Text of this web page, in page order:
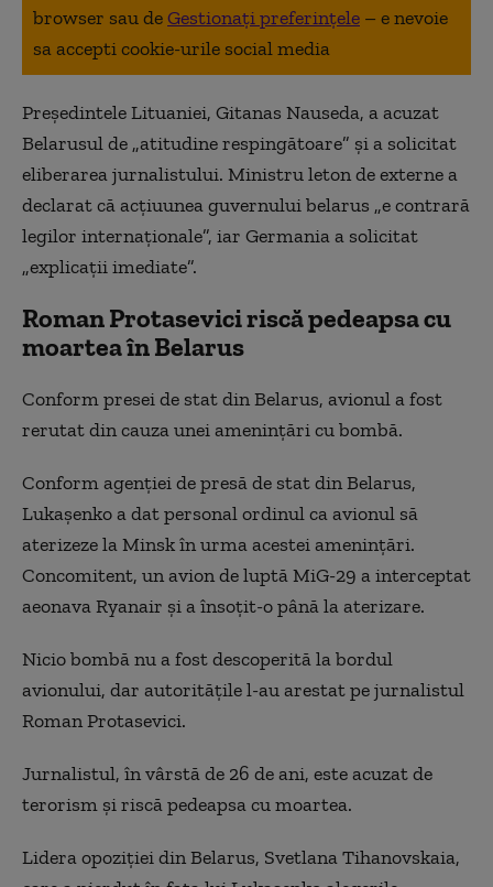
browser sau deGestionați preferințele – e nevoie
sa accepti cookie-urile social media
Preşedintele Lituaniei, Gitanas Nauseda, a acuzat
Belarusul de „atitudine respingătoare” şi a solicitat
eliberarea jurnalistului. Ministru leton de externe a
declarat că acţiuunea guvernului belarus „e contrară
legilor internaţionale”, iar Germania a solicitat
„explicaţii imediate”.
Roman Protasevici riscă pedeapsa cu
moartea în Belarus
Conform presei de stat din Belarus, avionul a fost
rerutat din cauza unei ameninţări cu bombă.
Conform agenţiei de presă de stat din Belarus,
Lukaşenko a dat personal ordinul ca avionul să
aterizeze la Minsk în urma acestei ameninţări.
Concomitent, un avion de luptă MiG-29 a interceptat
aeonava Ryanair şi a însoţit-o până la aterizare.
Nicio bombă nu a fost descoperită la bordul
avionului, dar autorităţile l-au arestat pe jurnalistul
Roman Protasevici.
Jurnalistul, în vârstă de 26 de ani, este acuzat de
terorism şi riscă pedeapsa cu moartea.
Lidera opoziţiei din Belarus, Svetlana Tihanovskaia,